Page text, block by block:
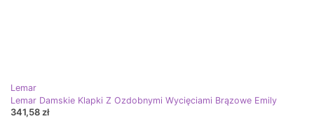
Lemar
Lemar Damskie Klapki Z Ozdobnymi Wycięciami Brązowe Emily
341,58 zł